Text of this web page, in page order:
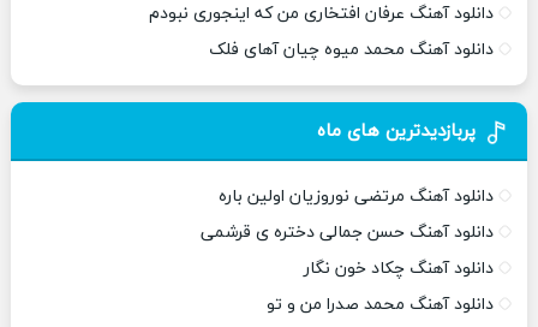
دانلود آهنگ عرفان افتخاری من که اینجوری نبودم
دانلود آهنگ محمد میوه چیان آهای فلک
پربازدیدترین های ماه
دانلود آهنگ مرتضی نوروزیان اولین باره
دانلود آهنگ حسن جمالی دختره ی قرشمی
دانلود آهنگ چکاد خون نگار
دانلود آهنگ محمد صدرا من و تو